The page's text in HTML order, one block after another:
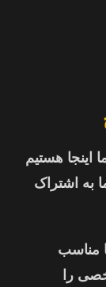
اینجا هستیم
به اشتراک
مناسب
را